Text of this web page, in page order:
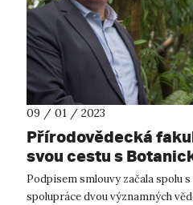
09 / 01 / 2023
Přírodovědecká
svou cestu s
Teplice
Podpisem smlouvy začala spolu
spolupráce dvou významných